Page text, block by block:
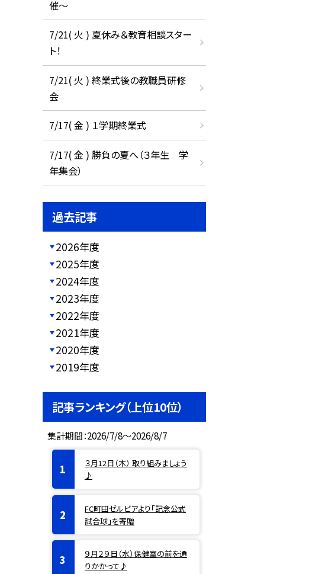
催〜
7/21( 火 ) 夏休み＆教育相談スター
ト！
7/21( 火 ) 終業式後の教職員研修
会
7/17( 金 ) １学期終業式
7/17( 金 ) 勝負の夏へ（３年生 学
年集会）
過去記事
2026年度
2025年度
2024年度
2023年度
2022年度
2021年度
2020年度
2019年度
記事ランキング（上位10位）
集計期間：2026/7/8～2026/8/7
３月12日（木） 取り組みましょう
♪
FC町田ゼルビアより「記念公式
試合球」を寄贈
９月２９日（水）保健室の前を通
りかかって♪